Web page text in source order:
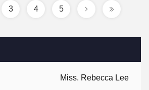
Miss. Rebecca Lee
3 4 5